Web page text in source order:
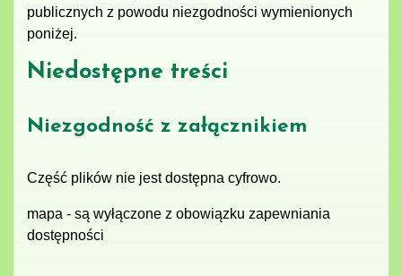
publicznych z powodu niezgodności wymienionych
poniżej.
Niedostępne treści
Niezgodność z załącznikiem
Część plików nie jest dostępna cyfrowo.
mapa - są wyłączone z obowiązku zapewniania
dostępności